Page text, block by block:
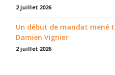
2 juillet 2026
Un début de mandat
Damien Vignier
2 juillet 2026